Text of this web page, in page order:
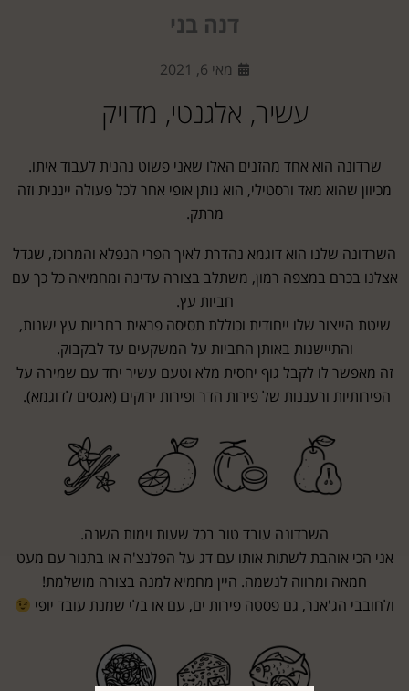
דנה בני
מאי 6, 2021
עשיר, אלגנטי, מדויק
שרדונה הוא אחד מהזנים האלו שאני פשוט נהנית לעבוד איתו.
מכיוון שהוא מאד ורסטילי, הוא נותן אופי אחר לכל פעולה ייננית וזה
מרתק.
השרדונה שלנו הוא דוגמא נהדרת לאיך הפרי הנפלא והמרוכז, שגדל
אצלנו בכרם במצפה רמון, משתלב בצורה עדינה ומחמיאה כל כך עם
חביות עץ.
שיטת הייצור שלו ייחודית וכוללת תסיסה פראית בחביות עץ ישנות,
והתיישנות באותן החביות על המשקעים עד לבקבוק.
זה מאפשר לו לקבל גוף יחסית מלא וטעם עשיר יחד עם שמירה על
הפירותיות ורעננות של פירות הדר ופירות ירוקים (אגסים לדוגמא).
השרדונה עובד טוב בכל שעות וימות השנה.
אני הכי אוהבת לשתות אותו עם דג על הפלנצ'ה או בתנור עם מעט
חמאה ומרווה לנשמה. היין מחמיא למנה בצורה מושלמת!
ולחובבי הג'אנר, גם פסטה פירות ים, עם או בלי שמנת עובד יופי